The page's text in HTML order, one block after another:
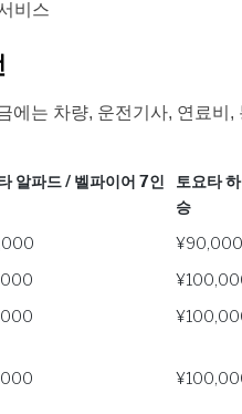
비스
에는 차량, 운전기사, 연료비,
알파드 / 벨파이어 7인
토요타
승
알파드 / 벨파이어 7인
토요타
¥90,000